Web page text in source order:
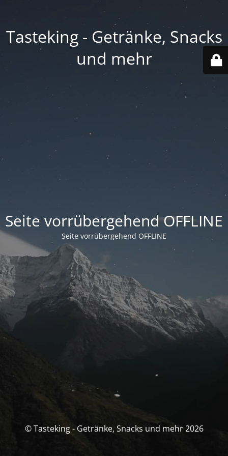
Tasteking - Getränke, Snacks
und mehr
Seite vorrübergehend OFFLINE
Seite vorrübergehend OFFLINE
© Tasteking - Getränke, Snacks und mehr 2026